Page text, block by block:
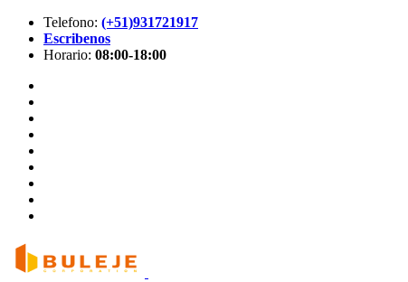
Telefono: (+51)931721917
Escribenos
Horario: 08:00-18:00